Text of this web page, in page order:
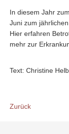
In diesem Jahr
Juni zum
Hier erfahren
mehr zur
Text: Christine
Zurück